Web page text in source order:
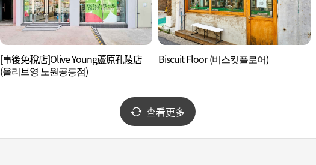
[事後免稅店]Olive Young蘆原孔陵店
(올리브영 노원공릉점)
Biscuit Floor (비스킷플로어)
查看更多